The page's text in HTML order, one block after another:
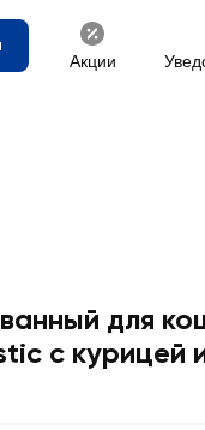
Акции
для
с курицей